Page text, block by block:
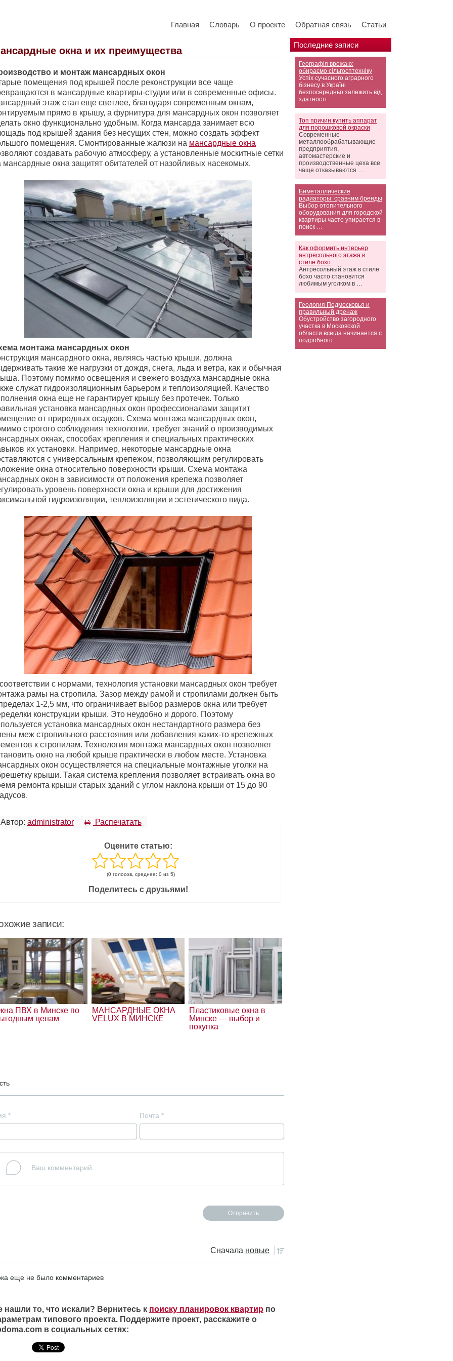
Главная Словарь О проекте Обратная связь Статьи
Последние записи
Географія врожаю:
обираємо сільгосптехніку
Успіх сучасного аграрного
бізнесу в Україні
безпосередньо залежить від
здатності …
Топ причин купить аппарат
для порошковой окраски
Современные
металлообрабатывающие
предприятия,
автомастерские и
производственные цеха все
чаще отказываются …
Биметаллические
радиаторы: сравним бренды
Выбор отопительного
оборудования для городской
квартиры часто упирается в
поиск …
Как оформить интерьер
антресольного этажа в
стиле бохо
Антресольный этаж в стиле
бохо часто становится
любимым уголком в …
Геология Подмосковья и
правильный дренаж
Обустройство загородного
участка в Московской
области всегда начинается с
подробного …
окна и их преимущества
и монтаж мансардных окон
помещения под крышей после реконструкции все чаще
в мансардные квартиры-студии или в современные офисы.
этаж стал еще светлее, благодаря современным окнам,
прямо в крышу, а фурнитура для мансардных окон позволяет
окно функционально удобным. Когда мансарда занимает всю
под крышей здания без несущих стен, можно создать эффект
помещения. Смонтированные жалюзи на мансардные окна
создавать рабочую атмосферу, а установленные москитные сетки
мансардные окна защитят обитателей от назойливых насекомых.
монтажа мансардных окон
мансардного окна, являясь частью крыши, должна
такие же нагрузки от дождя, снега, льда и ветра, как и обычная
Поэтому помимо освещения и свежего воздуха мансардные окна
служат гидроизоляционным барьером и теплоизоляцией. Качество
окна еще не гарантирует крышу без протечек. Только
установка мансардных окон профессионалами защитит
от природных осадков. Схема монтажа мансардных окон,
строгого соблюдения технологии, требует знаний о производимых
окнах, способах крепления и специальных практических
их установки. Например, некоторые мансардные окна
с универсальным крепежом, позволяющим регулировать
окна относительно поверхности крыши. Схема монтажа
окон в зависимости от положения крепежа позволяет
уровень поверхности окна и крыши для достижения
гидроизоляции, теплоизоляции и эстетического вида.
с нормами, технология установки мансардных окон требует
рамы на стропила. Зазор между рамой и стропилами должен быть
1-2,5 мм, что ограничивает выбор размеров окна или требует
конструкции крыши. Это неудобно и дорого. Поэтому
установка мансардных окон нестандартного размера без
меж стропильного расстояния или добавления каких-то крепежных
к стропилам. Технология монтажа мансардных окон позволяет
окно на любой крыше практически в любом месте. Установка
окон осуществляется на специальные монтажные уголки на
крыши. Такая система крепления позволяет встраивать окна во
ремонта крыши старых зданий с углом наклона крыши от 15 до 90
Автор: administrator Распечатать
Оцените статью:
(0 голосов, среднее: 0 из 5)
Поделитесь с друзьями!
записи:
ПВХ в Минске по
ценам
МАНСАРДНЫЕ ОКНА
VELUX В МИНСКЕ
Пластиковые окна в
Минске — выбор и
покупка
* Почта *
Сначала новые
еще не было комментариев
нашли то, что искали? Вернитесь к поиску планировок квартир по
типового проекта. Поддержите проект, расскажите о
в социальных сетях: